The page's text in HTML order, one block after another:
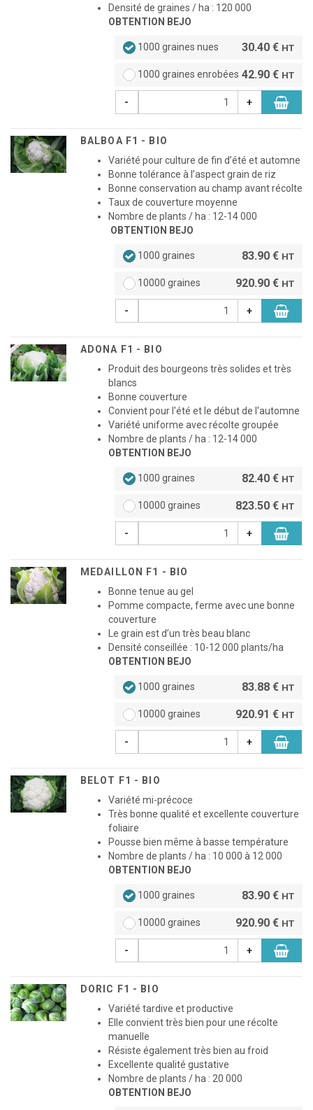
Densité de graines / ha : 120 000
OBTENTION BEJO
1000 graines nues 30.40 € HT
1000 graines enrobées 42.90 € HT
- +
BALBOA F1 - BIO
Variété pour culture de fin d’été et automne
Bonne tolérance à l’aspect grain de riz
Bonne conservation au champ avant récolte
Taux de couverture moyenne
Nombre de plants / ha : 12-14 000
OBTENTION BEJO
1000 graines 83.90 € HT
10000 graines 920.90 € HT
- +
ADONA F1 - BIO
Produit des bourgeons très solides et très
blancs
Bonne couverture
Convient pour l'été et le début de l'automne
Variété uniforme avec récolte groupée
Nombre de plants / ha : 12-14 000
OBTENTION BEJO
1000 graines 82.40 € HT
10000 graines 823.50 € HT
- +
MEDAILLON F1 - BIO
Bonne tenue au gel
Pomme compacte, ferme avec une bonne
couverture
Le grain est d’un très beau blanc
Densité conseillée : 10-12 000 plants/ha
OBTENTION BEJO
1000 graines 83.88 € HT
10000 graines 920.91 € HT
- +
BELOT F1 - BIO
Variété mi-précoce
Très bonne qualité et excellente couverture
foliaire
Pousse bien même à basse température
Nombre de plants / ha : 10 000 à 12 000
OBTENTION BEJO
1000 graines 83.90 € HT
10000 graines 920.90 € HT
- +
DORIC F1 - BIO
Variété tardive et productive
Elle convient très bien pour une récolte
manuelle
Résiste également très bien au froid
Excellente qualité gustative
Nombre de plants / ha : 20 000
OBTENTION BEJO